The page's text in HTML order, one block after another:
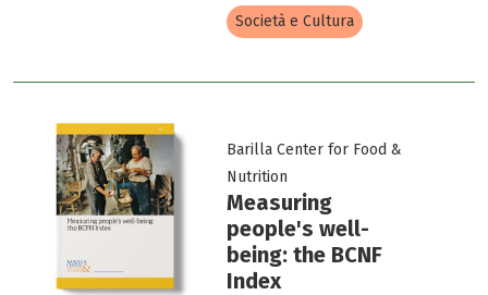
Società e Cultura
Barilla Center for Food &
Nutrition
Measuring
people's well-
being: the BCNF
Index